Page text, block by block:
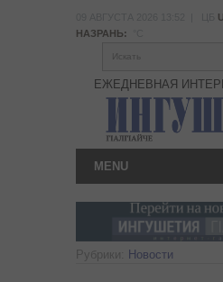
НАЗРАНЬ:
Искать
ЕЖЕДНЕВНАЯ
MENU
Рубрики: Новости